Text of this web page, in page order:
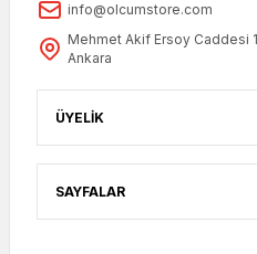
info@olcumstore.com
Mehmet Akif Ersoy Caddesi
Ankara
ÜYELİK
SAYFALAR